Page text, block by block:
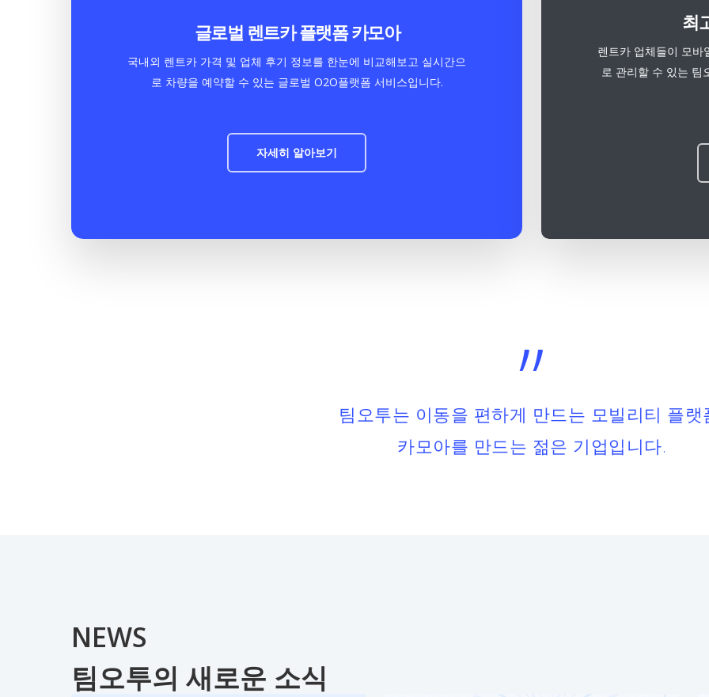
글로벌 렌트카 플랫폼 카모아
국내외 렌트카 가격 및 업체 후기 정보를 한눈에 비교해보고 실시간으
로 차량을 예약할 수 있는 글로벌 O2O플랫폼 서비스입니다.
자세히 알아보기
최
렌트카 업체들이 모바
로 관리할 수 있는 팀
”
팀오투는 이동을 편하게 만드는 모빌리티 플랫
카모아를 만드는 젊은 기업입니다.
NEWS
팀오투의 새로운 소식